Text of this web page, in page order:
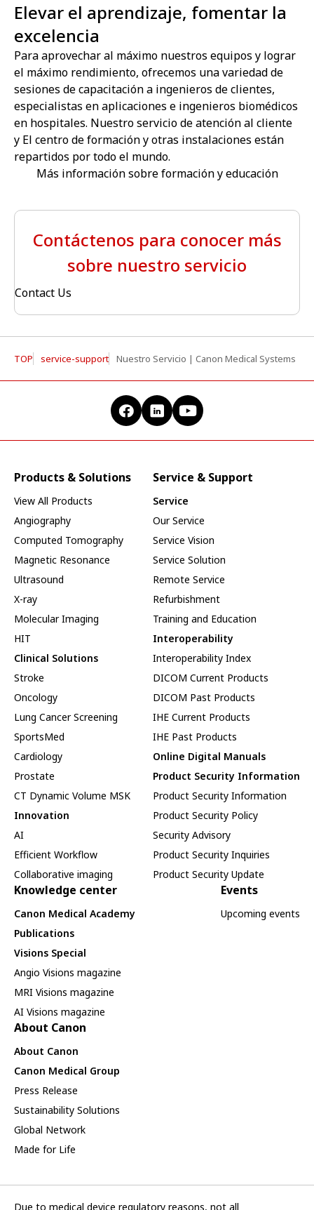
Elevar el aprendizaje, fomentar la
excelencia
Para aprovechar al máximo nuestros equipos y lograr
el máximo rendimiento, ofrecemos una variedad de
sesiones de capacitación a ingenieros de clientes,
especialistas en aplicaciones e ingenieros biomédicos
en hospitales. Nuestro servicio de atención al cliente
y El centro de formación y otras instalaciones están
repartidos por todo el mundo.
Más información sobre formación y educación
Contáctenos para conocer más
sobre nuestro servicio
Contact Us
TOP service-support Nuestro Servicio | Canon Medical Systems
Products & Solutions
View All Products
Angiography
Computed Tomography
Magnetic Resonance
Ultrasound
X-ray
Molecular Imaging
HIT
Clinical Solutions
Stroke
Oncology
Lung Cancer Screening
SportsMed
Cardiology
Prostate
CT Dynamic Volume MSK
Innovation
AI
Efficient Workflow
Collaborative imaging
Service & Support
Service
Our Service
Service Vision
Service Solution
Remote Service
Refurbishment
Training and Education
Interoperability
Interoperability Index
DICOM Current Products
DICOM Past Products
IHE Current Products
IHE Past Products
Online Digital Manuals
Product Security Information
Product Security Information
Product Security Policy
Security Advisory
Product Security Inquiries
Product Security Update
Knowledge center
Canon Medical Academy
Publications
Visions Special
Angio Visions magazine
MRI Visions magazine
AI Visions magazine
Events
Upcoming events
About Canon
About Canon
Canon Medical Group
Press Release
Sustainability Solutions
Global Network
Made for Life
Due to medical device regulatory reasons, not all